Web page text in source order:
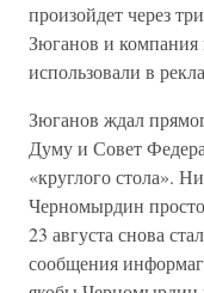
произойдет через
Зюганов и компания
использовали в
Зюганов ждал
Думу и Совет
«круглого стола».
Черномырдин
23 августа снова
сообщения